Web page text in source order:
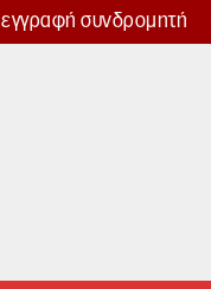
εγγραφή συνδρομητή